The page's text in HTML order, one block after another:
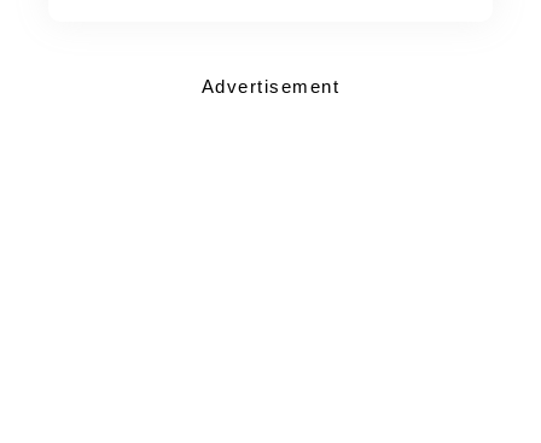
Advertisement